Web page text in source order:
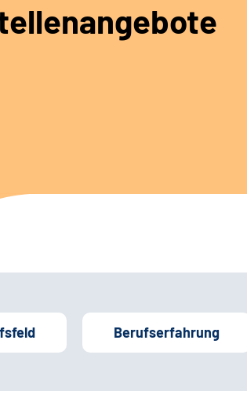
Berufserfahrung